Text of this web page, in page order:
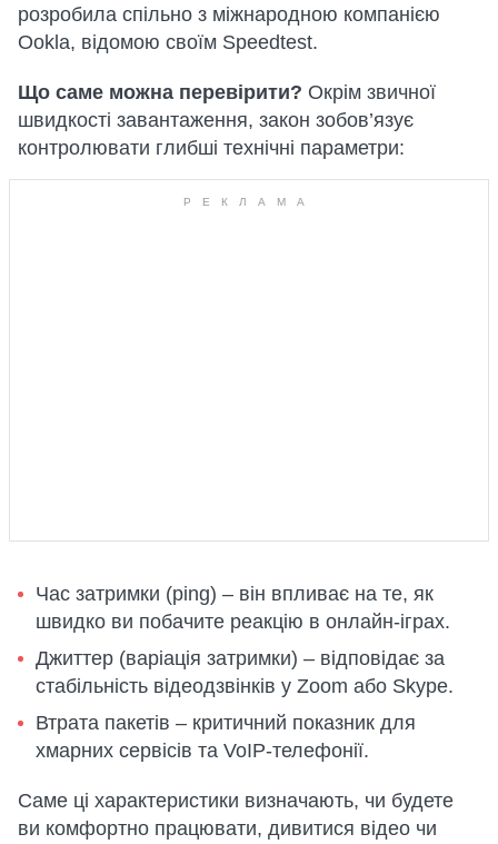
розробила спільно з міжнародною компанією
Ookla, відомою своїм Speedtest.
Що саме можна перевірити? Окрім звичної
швидкості завантаження, закон зобов’язує
контролювати глибші технічні параметри:
Час затримки (ping) – він впливає на те, як
швидко ви побачите реакцію в онлайн-іграх.
Джиттер (варіація затримки) – відповідає за
стабільність відеодзвінків у Zoom або Skype.
Втрата пакетів – критичний показник для
хмарних сервісів та VoIP-телефонії.
Саме ці характеристики визначають, чи будете
ви комфортно працювати, дивитися відео чи